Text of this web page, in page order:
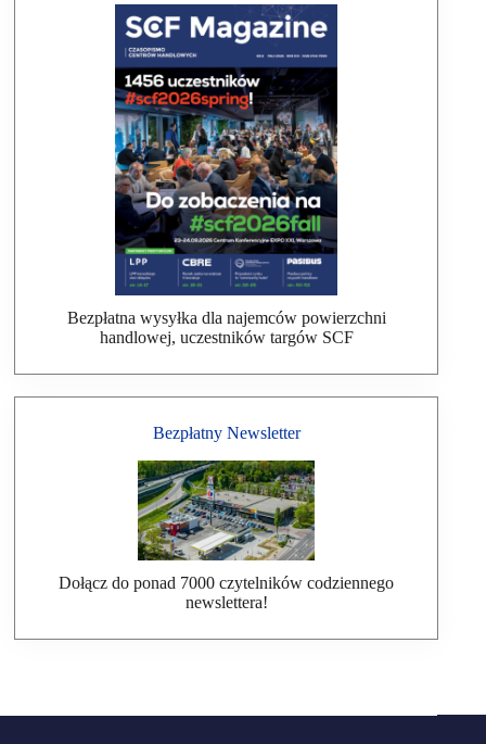
Bezpłatna wysyłka dla najemców powierzchni
handlowej, uczestników targów SCF
Bezpłatny Newsletter
Dołącz do ponad 7000 czytelników codziennego
newslettera!